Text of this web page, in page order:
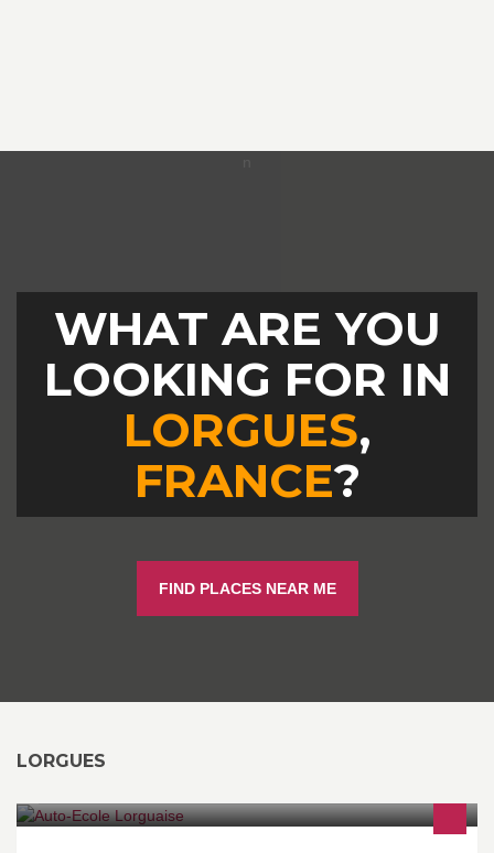
WHAT ARE YOU
LOOKING FOR IN
LORGUES,
FRANCE?
FIND PLACES NEAR ME
LORGUES